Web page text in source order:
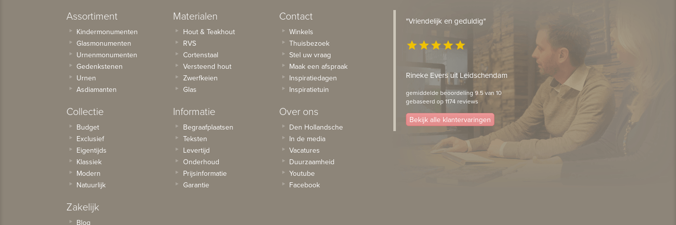
Assortiment
Kindermonumenten
Glasmonumenten
Urnenmonumenten
Gedenkstenen
Urnen
Asdiamanten
Collectie
Budget
Exclusief
Eigentijds
Klassiek
Modern
Natuurlijk
Zakelijk
Blog
Materialen
Hout & Teakhout
RVS
Cortenstaal
Versteend hout
Zwerfkeien
Glas
Informatie
Begraafplaatsen
Teksten
Levertijd
Onderhoud
Prijsinformatie
Garantie
Contact
Winkels
Thuisbezoek
Stel uw vraag
Maak een afspraak
Inspiratiedagen
Inspiratietuin
Over ons
Den Hollandsche
In de media
Vacatures
Duurzaamheid
Youtube
Facebook
"Vriendelijk en geduldig"
starstarstarstarstar
Rineke Evers uit Leidschendam
gemiddelde beoordeling 9.5 van 10
gebaseerd op 1174 reviews
Bekijk alle klantervaringen